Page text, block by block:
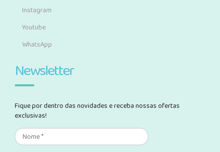
Instagram
Youtube
WhatsApp
Newsletter
Fique por dentro das novidades e receba nossas ofertas
exclusivas!